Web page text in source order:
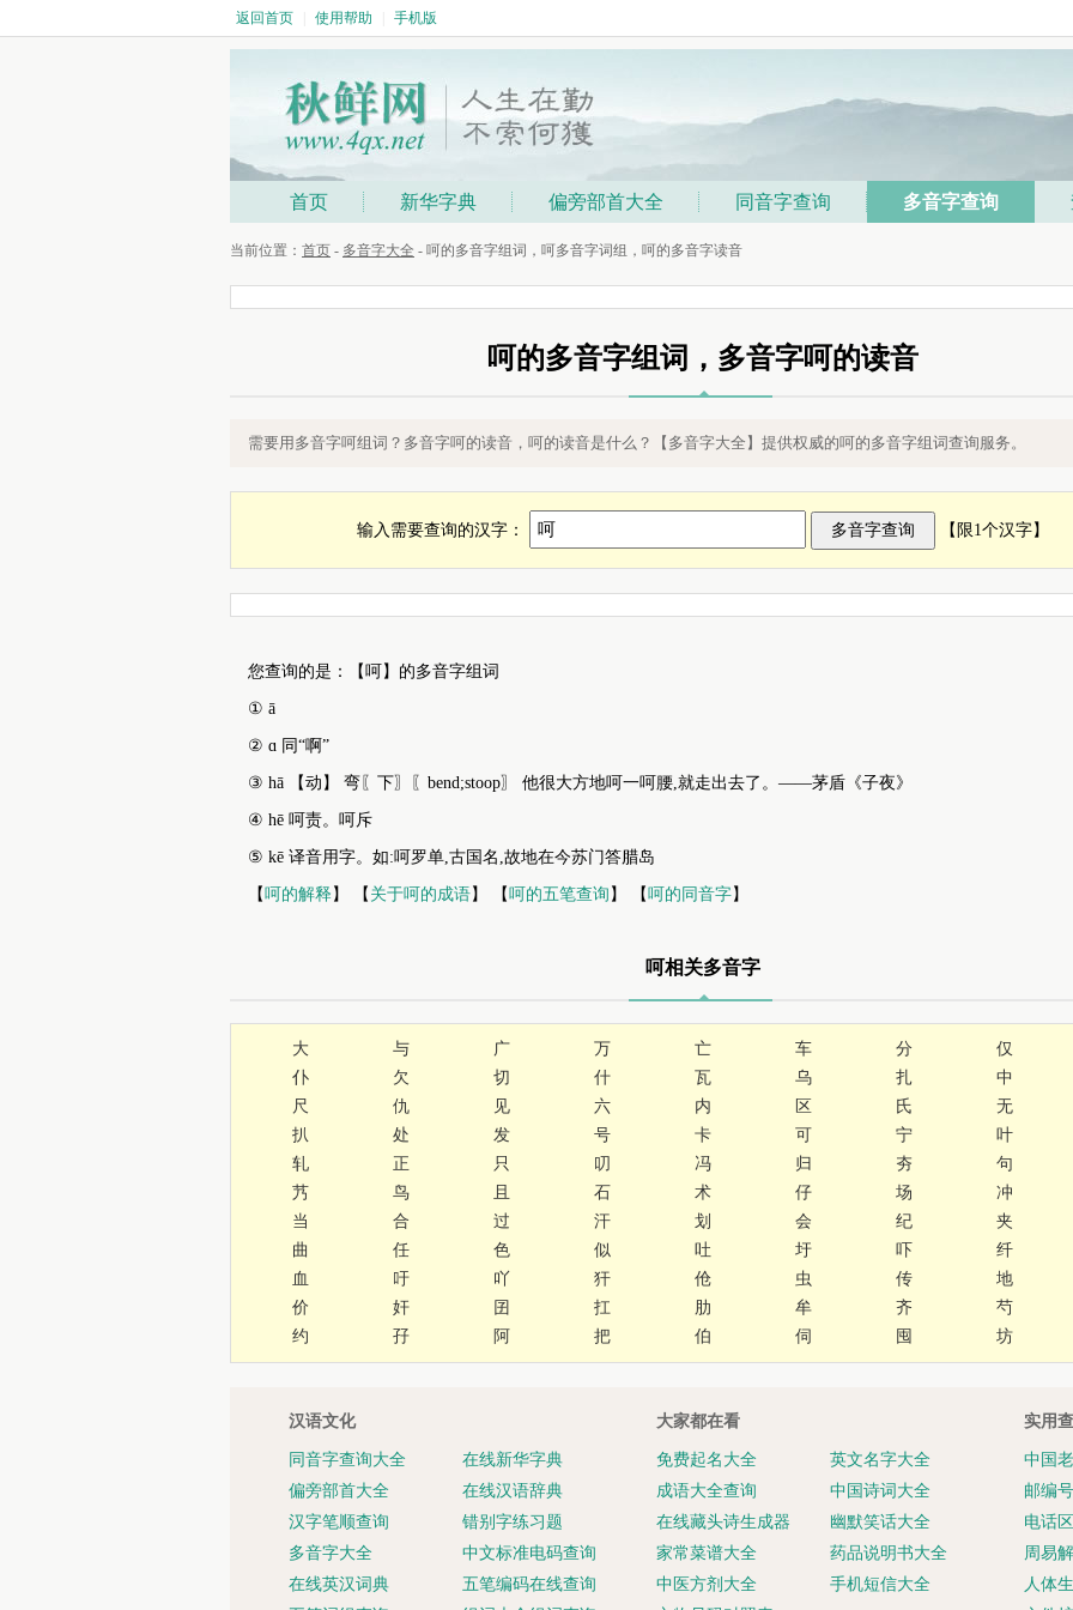
返回首页 使用帮助 手机版
首页 新华字典 偏旁部首大全 同音字查询 多音字查询
当前位置： 首页 - 多音字大全 - 呵的多音字组词，呵多音字词组，呵的多音字读音
呵的多音字组词，多音字呵的读音
需要用多音字呵组词？多音字呵的读音，呵的读音是什么？【多音字大全】提供权威的呵的多音字组词查询服务。
输入需要查询的汉字： 【限1个汉字】
您查询的是：【呵】的多音字组词
① ā
② ɑ 同“啊”
③ hā 【动】 弯〖下〗〖bend;stoop〗 他很大方地呵一呵腰,就走出去了。——茅盾《子夜》
④ hē 呵责。呵斥
⑤ kē 译音用字。如:呵罗单,古国名,故地在今苏门答腊岛
【呵的解释】 【 关于呵的成语】 【呵的五笔查询 】 【呵的同音字】
呵相关多音字
大 与 广 万 亡 车 分
仅
仆
欠 切 什 瓦 乌 扎
中
尺
仇 见 六 内 区 氏
无
扒
处 发 号 卡 可 宁
叶
轧
正 只 叨 冯 归 夯
句
艿
鸟 且 石 术 仔 场
冲
当
合 过 汗 划 会 纪
夹
曲
任 色 似 吐 圩 吓
纤
血
吁 吖 犴 伧 虫 传
地
价
奸 囝 扛 肋 牟 齐
芍
约
孖 阿 把 伯 伺 囤 坊
汉语文化
同音字查询大全
在线新华字典
偏旁部首大全
在线汉语辞典
汉字笔顺查询
错别字练习题
多音字大全
中文标准电码查询
在线英汉词典
五笔编码在线查询
大家都在看
免费起名大全
英文名字大全
成语大全查询
中国诗词大全
在线藏头诗生成器
幽默笑话大全
家常菜谱大全
药品说明书大全
中医方剂大全
手机短信大全
实用
中国
邮编
电话
周易
人体